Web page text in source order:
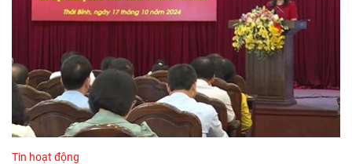
Tin hoạt động